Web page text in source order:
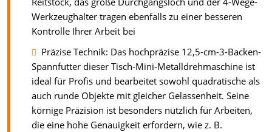
Werkzeughalter tragen ebenfalls zu einer besseren
Kontrolle Ihrer Arbeit bei
Präzise Technik: Das hochpräzise 12,5-cm-3-Backen-
Spannfutter dieser Tisch-Mini-Metalldrehmaschine ist
ideal für Profis und bearbeitet sowohl quadratische als
auch runde Objekte mit gleicher Gelassenheit. Seine
körnige Präzision ist besonders nützlich für Arbeiten,
die eine hohe Genauigkeit erfordern, wie z. B.